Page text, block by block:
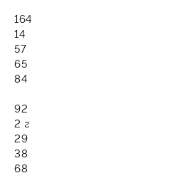
164
14
57
65
84
92
2 г
29
38
68